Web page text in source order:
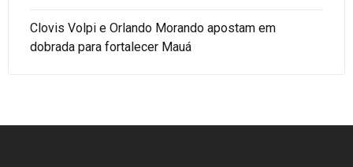
Clovis Volpi e Orlando Morando apostam em
dobrada para fortalecer Mauá